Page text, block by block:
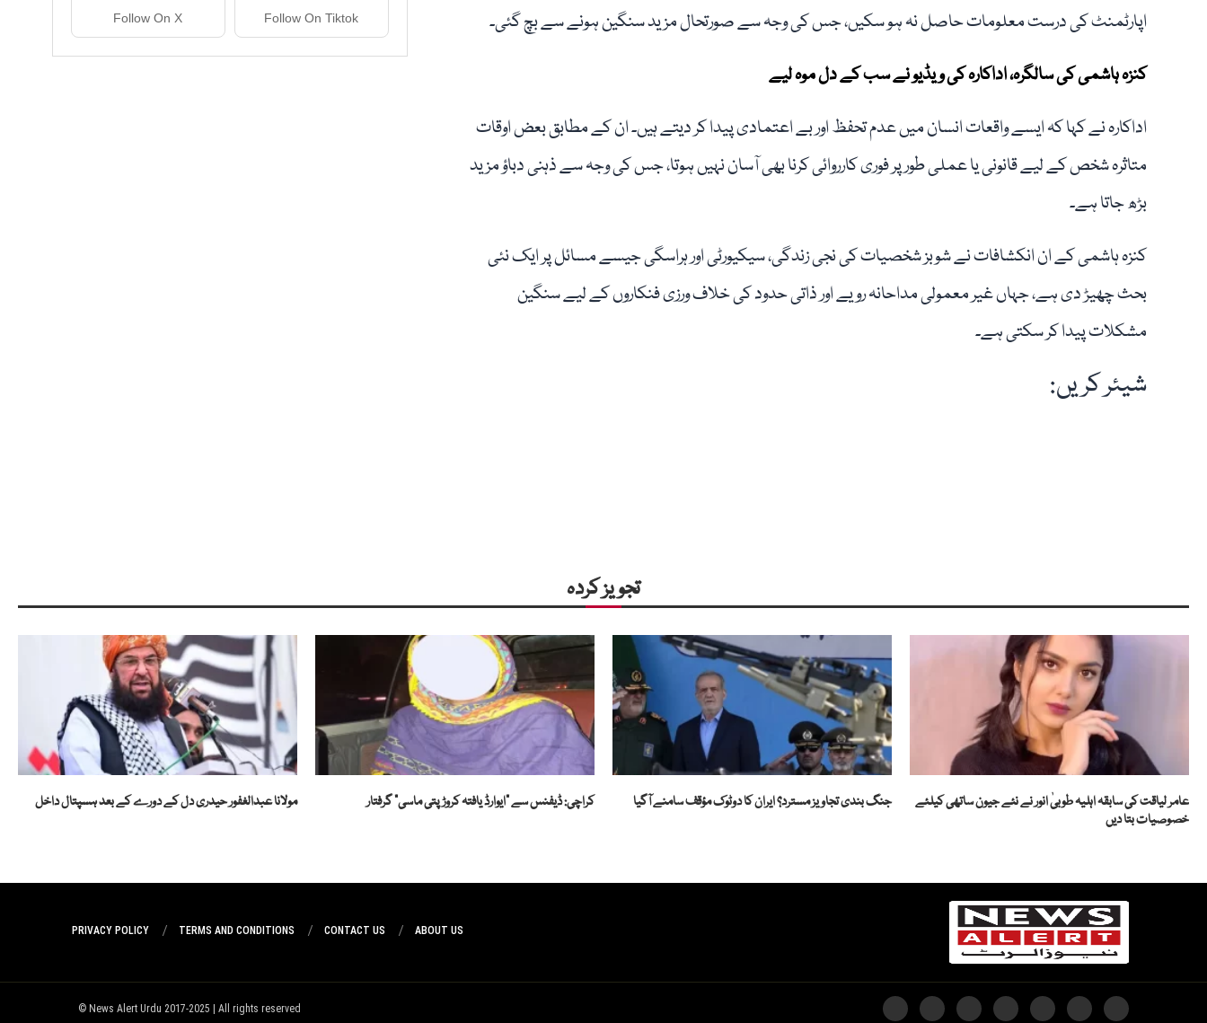
اپارٹمنٹ کی درست معلومات حاصل نہ ہو سکیں، جس کی وجہ سے صورتحال مزید سنگین ہونے سے بچ گئی۔
کنزہ ہاشمی کی سالگرہ، اداکارہ کی ویڈیو نے سب کے دل موہ لیے
اداکارہ نے کہا کہ ایسے واقعات انسان میں عدم تحفظ اور بے اعتمادی پیدا کر دیتے ہیں۔ ان کے مطابق بعض اوقات
متاثرہ شخص کے لیے قانونی یا عملی طور پر فوری کارروائی کرنا بھی آسان نہیں ہوتا، جس کی وجہ سے ذہنی دباؤ مزید
بڑھ جاتا ہے۔
کنزہ ہاشمی کے ان انکشافات نے شوبز شخصیات کی نجی زندگی، سیکیورٹی اور ہراسگی جیسے مسائل پر ایک نئی
بحث چھیڑ دی ہے، جہاں غیر معمولی مداحانہ رویے اور ذاتی حدود کی خلاف ورزی فنکاروں کے لیے سنگین
مشکلات پیدا کر سکتی ہے۔
شیئر کریں:
Follow On Tiktok
Follow On X
تجویز کردہ
عامر لیاقت کی سابقہ اہلیہ طوبیٰ انور نے نئے جیون ساتھی کیلئے
خصوصیات بتا دیں
جنگ بندی تجاویز مسترد؟ ایران کا دوٹوک مؤقف سامنے آگیا کراچی: ڈیفنس سے "ایوارڈ یافتہ کروڑ پتی ماسی” گرفتار مولانا عبدالغفور حیدری دل کے دورے کے بعد ہسپتال داخل
ABOUT US
CONTACT US
TERMS AND CONDITIONS
PRIVACY POLICY
News Alert Urdu 2017-2025 | All rights reserved ©